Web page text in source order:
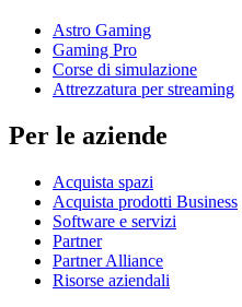
Astro Gaming
Gaming Pro
Corse di simulazione
Attrezzatura per streaming
Per le aziende
Acquista spazi
Acquista prodotti Business
Software e servizi
Partner
Partner Alliance
Risorse aziendali